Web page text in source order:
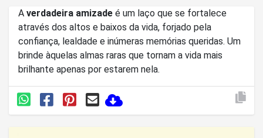
A verdadeira amizade é um laço que se fortalece
através dos altos e baixos da vida, forjado pela
confiança, lealdade e inúmeras memórias queridas. Um
brinde àquelas almas raras que tornam a vida mais
brilhante apenas por estarem nela.